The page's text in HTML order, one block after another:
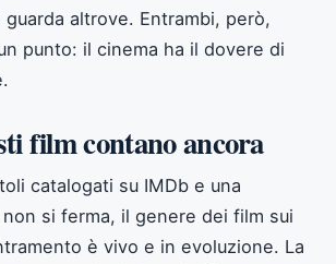
altrove. Entrambi, però,
punto: il cinema ha il dovere di
film contano ancora
catalogati su IMDb e una
si ferma, il genere dei film sui
è vivo e in evoluzione. La